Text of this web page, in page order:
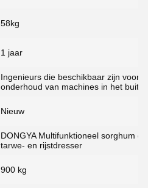
58kg
1 jaar
Ingenieurs die beschikbaar zijn voor
onderhoud van machines in het
Nieuw
DONGYA Multifunktioneel sorghum
tarwe- en rijstdresser
900 kg